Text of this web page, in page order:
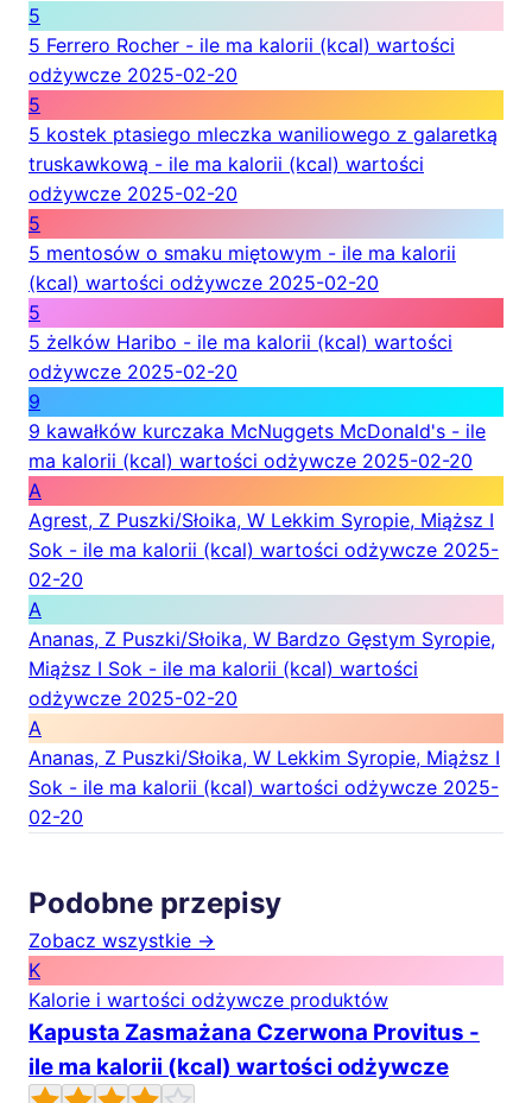
5
5 Ferrero Rocher - ile ma kalorii (kcal) wartości
odżywcze 2025-02-20
5
5 kostek ptasiego mleczka waniliowego z galaretką
truskawkową - ile ma kalorii (kcal) wartości
odżywcze 2025-02-20
5
5 mentosów o smaku miętowym - ile ma kalorii
(kcal) wartości odżywcze 2025-02-20
5
5 żelków Haribo - ile ma kalorii (kcal) wartości
odżywcze 2025-02-20
9
9 kawałków kurczaka McNuggets McDonald's - ile
ma kalorii (kcal) wartości odżywcze 2025-02-20
A
Agrest, Z Puszki/Słoika, W Lekkim Syropie, Miąższ I
Sok - ile ma kalorii (kcal) wartości odżywcze 2025-
02-20
A
Ananas, Z Puszki/Słoika, W Bardzo Gęstym Syropie,
Miąższ I Sok - ile ma kalorii (kcal) wartości
odżywcze 2025-02-20
A
Ananas, Z Puszki/Słoika, W Lekkim Syropie, Miąższ I
Sok - ile ma kalorii (kcal) wartości odżywcze 2025-
02-20
Podobne przepisy
Zobacz wszystkie →
K
Kalorie i wartości odżywcze produktów
Kapusta Zasmażana Czerwona Provitus -
ile ma kalorii (kcal) wartości odżywcze